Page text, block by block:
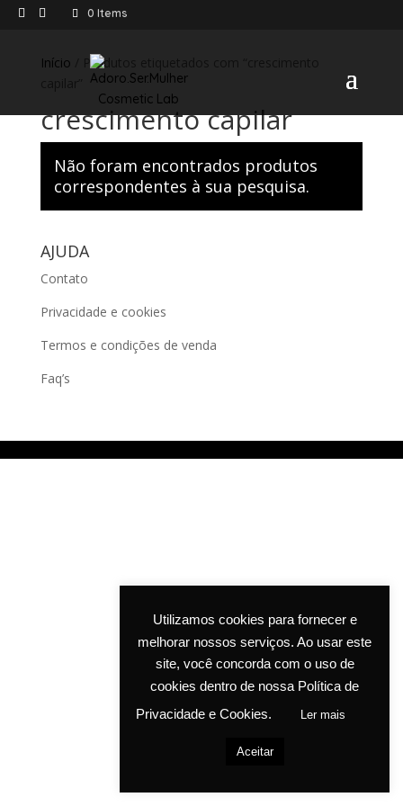
0 Items
Início / Produtos etiquetados com “crescimento
crescimento capilar
Não foram encontrados produtos
correspondentes à sua pesquisa.
AJUDA
Contato
Privacidade e cookies
Termos e condições de venda
Faq’s
Utilizamos cookies para fornecer e
melhorar nossos serviços. Ao usar este
site, você concorda com o uso de
cookies dentro de nossa Política de
Privacidade e Cookies.
Ler mais
Aceitar